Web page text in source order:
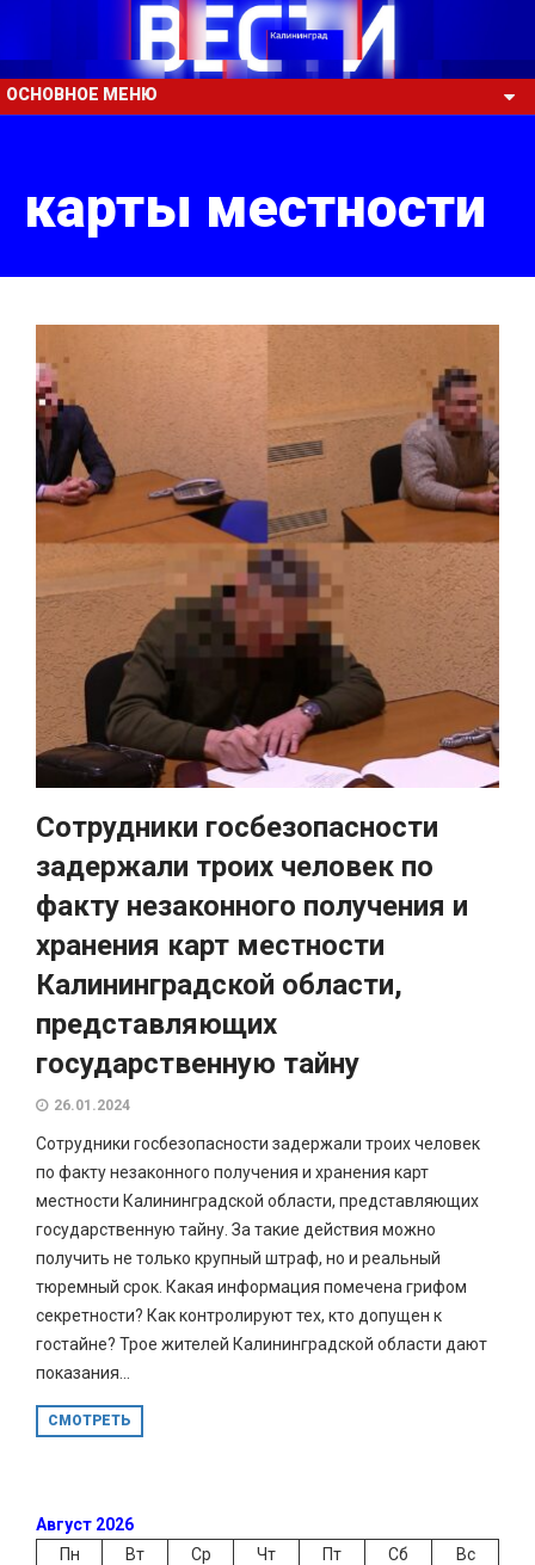
ОСНОВНОЕ МЕНЮ
карты местности
Сотрудники госбезопасности
задержали троих человек по
факту незаконного получения и
хранения карт местности
Калининградской области,
представляющих
государственную тайну
26.01.2024
Сотрудники госбезопасности задержали троих человек
по факту незаконного получения и хранения карт
местности Калининградской области, представляющих
государственную тайну. За такие действия можно
получить не только крупный штраф, но и реальный
тюремный срок. Какая информация помечена грифом
секретности? Как контролируют тех, кто допущен к
гостайне? Трое жителей Калининградской области дают
показания...
СМОТРЕТЬ
Август 2026
Пн
Вт Ср Чт Пт Сб Вс